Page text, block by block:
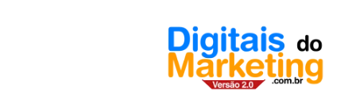
Digitais
Marketing